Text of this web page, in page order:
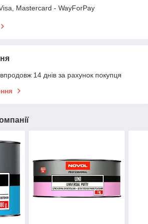
Mastercard - WayForPay
14 днів за рахунок покупця